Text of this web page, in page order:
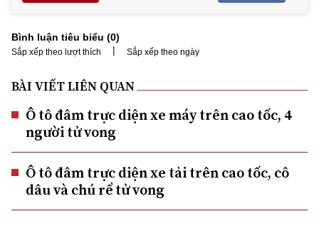
Bình luận tiêu biểu (0)
Sắp xếp theo lượt thích | Sắp xếp theo ngày
BÀI VIẾT LIÊN QUAN
Ô tô đâm trực diện xe máy trên cao tốc, 4
người tử vong
Ô tô đâm trực diện xe tải trên cao tốc, cô
dâu và chú rể tử vong